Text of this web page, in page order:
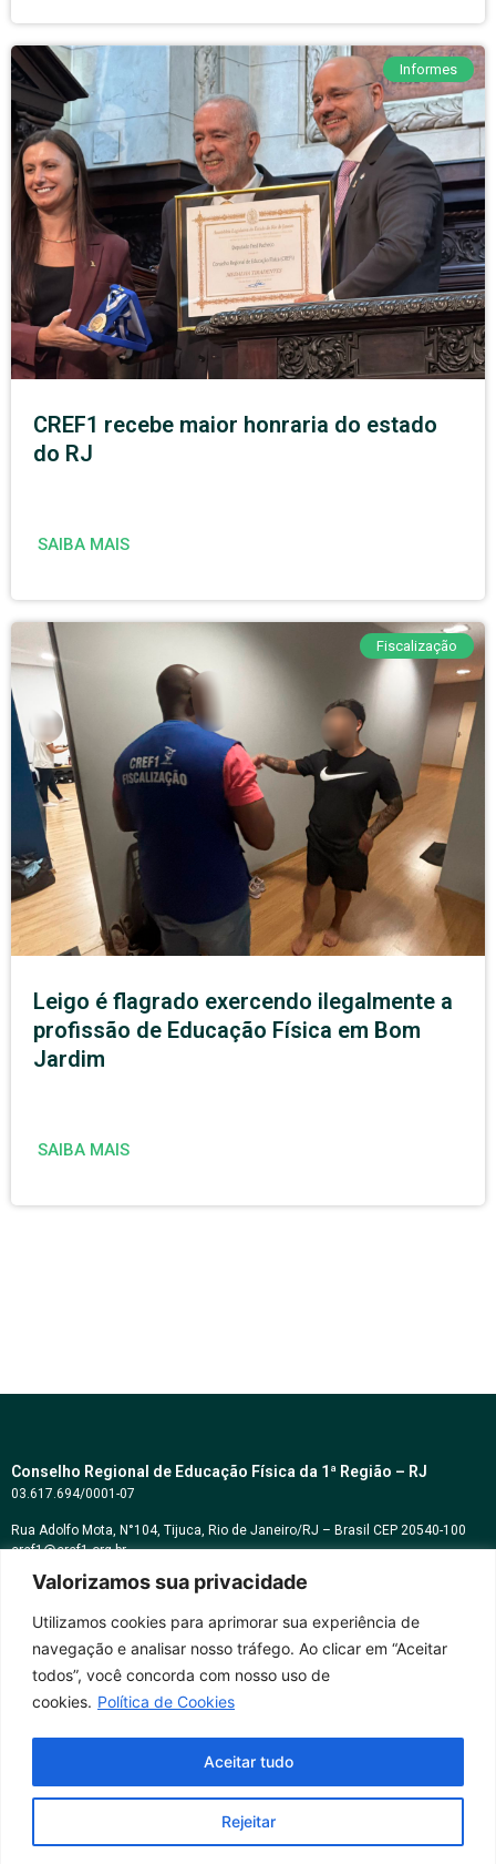
Valorizamos sua privacidade
Utilizamos cookies para aprimorar sua experiência de
navegação e analisar nosso tráfego. Ao clicar em “Aceitar
todos”, você concorda com nosso uso de
cookies. Política de Cookies
Rejeitar
Aceitar tudo
Informes
CREF1 recebe maior honraria do estado
do RJ
SAIBA MAIS
Fiscalização
Leigo é flagrado exercendo ilegalmente a
profissão de Educação Física em Bom
Jardim
SAIBA MAIS
Conselho Regional de Educação Física da 1ª Região – RJ
03.617.694/0001-07
Rua Adolfo Mota, N°104, Tijuca, Rio de Janeiro/RJ – Brasil CEP 20540-100
cref1@cref1.org.br
Assessoria de comunicação:
Horários de atendimento:
Whatsapp: (21) 2569-2398